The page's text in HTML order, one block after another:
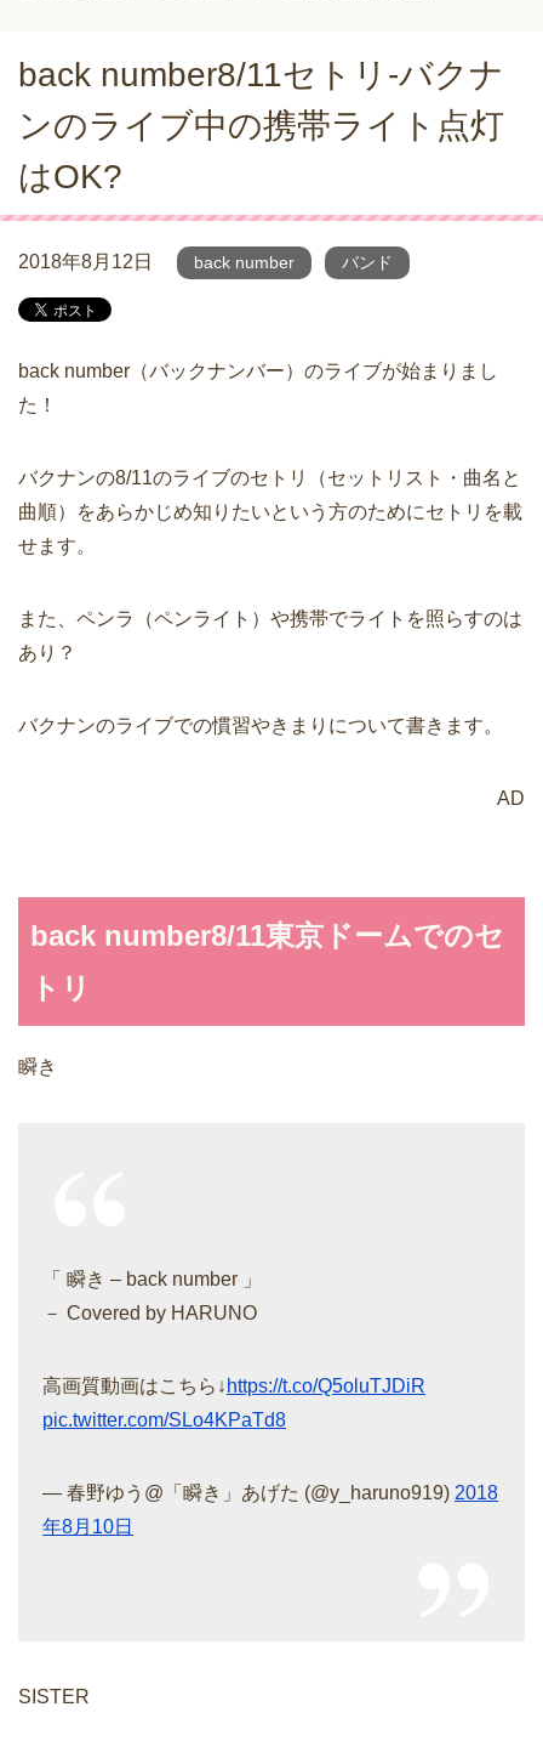
back number8/11セトリ-バクナ
ンのライブ中の携帯ライト点灯
はOK?
2018年8月12日 back number バンド
back number（バックナンバー）のライブが始まりまし
た！
バクナンの8/11のライブのセトリ（セットリスト・曲名と
曲順）をあらかじめ知りたいという方のためにセトリを載
せます。
また、ペンラ（ペンライト）や携帯でライトを照らすのは
あり？
バクナンのライブでの慣習やきまりについて書きます。
AD
back number8/11東京ドームでのセ
トリ
瞬き
「 瞬き – back number 」
－ Covered by HARUNO
高画質動画はこちら↓ https://t.co/Q5oluTJDiR
pic.twitter.com/SLo4KPaTd8
— 春野ゆう@「瞬き」あげた (@y_haruno919) 2018
年8月10日
SISTER